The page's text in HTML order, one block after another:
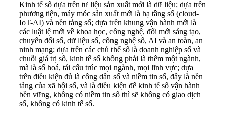
Kinh tế số dựa trên tư liệu sản xuất mới là dữ liệu; dựa trên
phương tiện, máy móc sản xuất mới là hạ tầng số (cloud-
IoT-AI) và nền tảng số; dựa trên khung vận hành mới là
các luật lệ mới về khoa học, công nghệ, đổi mới sáng tạo,
chuyển đổi số, dữ liệu số, công nghệ số, AI và an toàn, an
ninh mạng; dựa trên các chủ thể số là doanh nghiệp số và
chuỗi giá trị số, kinh tế số không phải là thêm một ngành,
mà là số hoá, tái cấu trúc mọi ngành, mọi lĩnh vực; dựa
trên điều kiện đủ là công dân số và niềm tin số, đây là nền
tảng của xã hội số, và là điều kiện để kinh tế số vận hành
bền vững, không có niềm tin số thì sẽ không có giao dịch
số, không có kinh tế số.